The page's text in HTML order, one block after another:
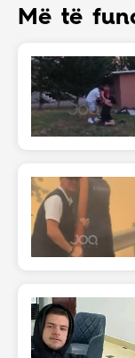
Më të